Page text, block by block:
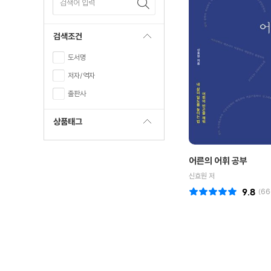
검색어 입력
검색조건
도서명
저자/역자
출판사
상품태그
어른의 어휘 공부
신효원 저
(66
9.8